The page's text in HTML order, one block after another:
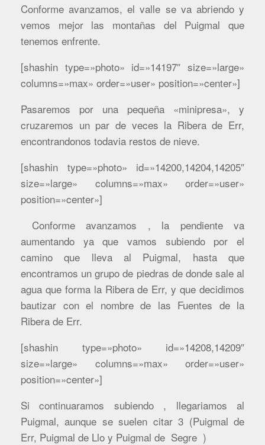
Conforme avanzamos, el valle se va abriendo y
vemos mejor las montañas del Puigmal que
tenemos enfrente.
[shashin type=»photo» id=»14197″ size=»large»
columns=»max» order=»user» position=»center»]
Pasaremos por una pequeña «minipresa», y
cruzaremos un par de veces la Ribera de Err,
encontrandonos todavia restos de nieve.
[shashin type=»photo» id=»14200,14204,14205″
size=»large» columns=»max» order=»user»
position=»center»]
Conforme avanzamos , la pendiente va
aumentando ya que vamos subiendo por el
camino que lleva al Puigmal, hasta que
encontramos un grupo de piedras de donde sale al
agua que forma la Ribera de Err, y que decidimos
bautizar con el nombre de las Fuentes de la
Ribera de Err.
[shashin type=»photo» id=»14208,14209″
size=»large» columns=»max» order=»user»
position=»center»]
Si continuaramos subiendo , llegariamos al
Puigmal, aunque se suelen citar 3 (Puigmal de
Err, Puigmal de Llo y Puigmal de Segre )